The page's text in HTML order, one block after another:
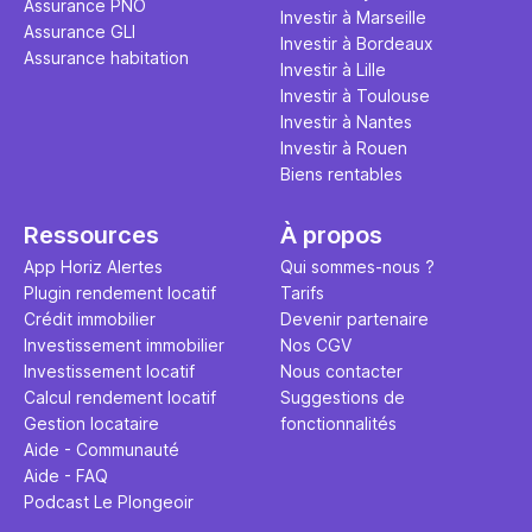
Assurance PNO
Assurance GLI
Assurance habitation
Investir à Marseille
Investir à Bordeaux
Investir à Lille
Investir à Toulouse
Investir à Nantes
Investir à Rouen
Biens rentables
Ressources
App Horiz Alertes
Plugin rendement locatif
Crédit immobilier
Investissement immobilier
Investissement locatif
Calcul rendement locatif
Gestion locataire
Aide - Communauté
Aide - FAQ
Podcast Le Plongeoir
À propos
Qui sommes-nous ?
Tarifs
Devenir partenaire
Nos CGV
Nous contacter
Suggestions de
fonctionnalités